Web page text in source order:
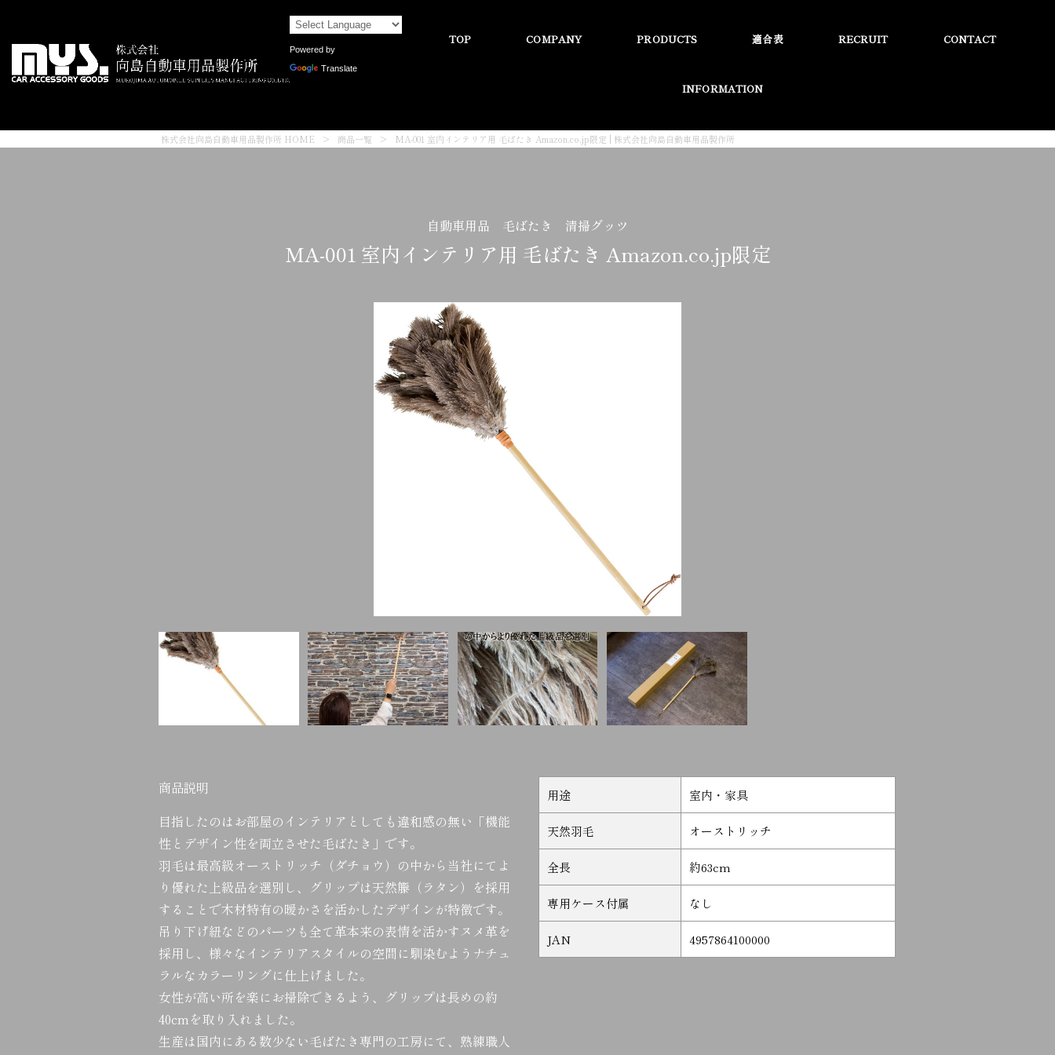
Powered by
Translate
TOP COMPANY PRODUCTS 適合表 RECRUIT CONTACT
INFORMATION
株式会社向島自動車用品製作所 HOME > 商品一覧 > MA-001 室内インテリア用 毛ばたき Amazon.co.jp限定 | 株式会社向島自動車用品製作所
自動車用品 毛ばたき 清掃グッツ
MA-001 室内インテリア用 毛ばたき Amazon.co.jp限定
商品説明
目指したのはお部屋のインテリアとしても違和感の無い「機能
性とデザイン性を両立させた毛ばたき」です。
羽毛は最高級オーストリッチ（ダチョウ）の中から当社にてよ
り優れた上級品を選別し、グリップは天然籐（ラタン）を採用
することで木材特有の暖かさを活かしたデザインが特徴です。
吊り下げ紐などのパーツも全て革本来の表情を活かすヌメ革を
採用し、様々なインテリアスタイルの空間に馴染むようナチュ
ラルなカラーリングに仕上げました。
女性が高い所を楽にお掃除できるよう、グリップは長めの約
40cmを取り入れました。
生産は国内にある数少ない毛ばたき専門の工房にて、熟練職人
用途 室内・家具
天然羽毛 オーストリッチ
全長 約63cm
専用ケース付属 なし
JAN 4957864100000